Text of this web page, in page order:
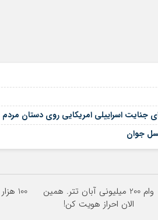
جنایت اسراییلی امریکایی روی دستان مردم
جوان
وام 200 میلیونی آبان تتر. همین
الان احراز هویت کن!
100